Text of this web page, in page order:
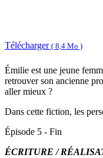
Télécharger ( 8,4 Mo )
Émilie est une jeune
retrouver son ancienne
aller mieux ?
Dans cette fiction, les
Épisode 5 - Fin
ÉCRITURE /